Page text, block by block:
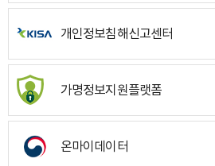
개인정보침해신고센터
가명정보지원플랫폼
온마이데이터